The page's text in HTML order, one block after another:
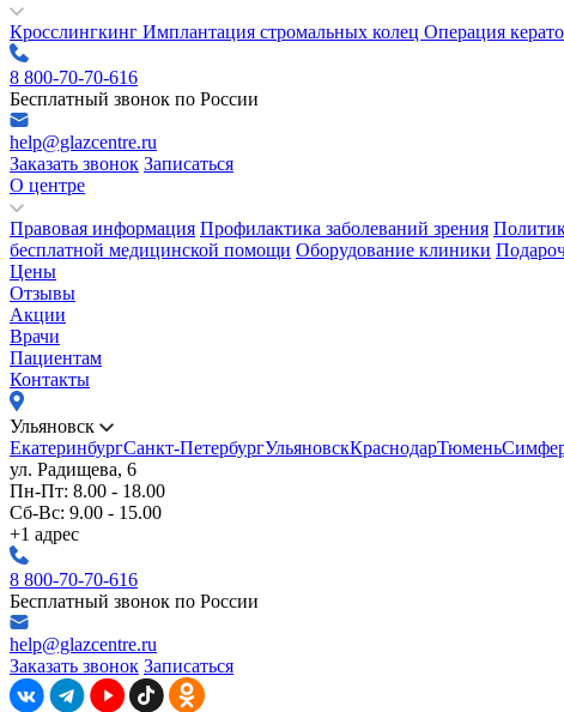
Кросслингкинг Имплантация стромальных колец Операция
8 800-70-70-616
Бесплатный звонок по России
help@glazcentre.ru
Заказать звонок Записаться
О центре
Правовая информация Профилактика заболеваний зрения
бесплатной медицинской помощи Оборудование клиники
Цены
Отзывы
Акции
Врачи
Пациентам
Контакты
Ульяновск
ЕкатеринбургСанкт-ПетербургУльяновскКраснодарТюмень
ул. Радищева, 6
Пн-Пт: 8.00 - 18.00
Сб-Вс: 9.00 - 15.00
+1 адрес
8 800-70-70-616
Бесплатный звонок по России
help@glazcentre.ru
Заказать звонок Записаться